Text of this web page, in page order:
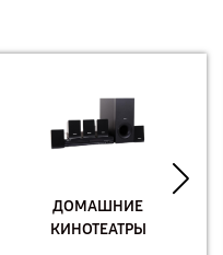
ДОМАШНИЕ
КИНОТЕАТРЫ